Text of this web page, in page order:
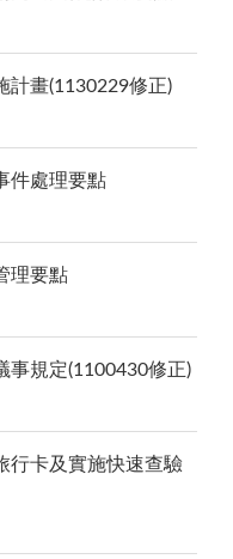
計畫(1130229修正)
件處理要點
理要點
事規定(1100430修正)
行卡及實施快速查驗